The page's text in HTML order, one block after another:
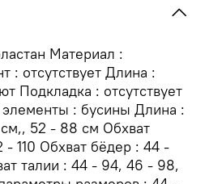
Материал :
: отсутствует Длина :
Подкладка : отсутствует
: бусины Длина :
52 - 88 см Обхват
110 Обхват бёдер : 44 -
талии : 44 - 94, 46 - 98,